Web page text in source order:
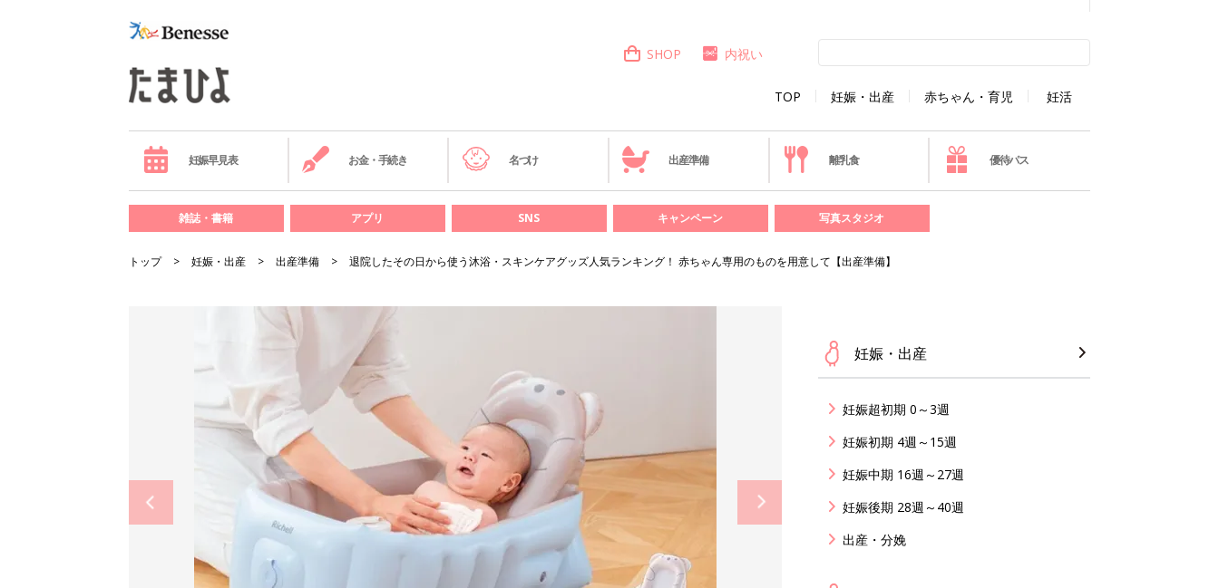
TOP 妊娠・出産 赤ちゃん・育児 妊活
SHOP 内祝い
妊娠早見表 お金・手続き 名づけ 出産準備 離乳食 優待パス
雑誌・書籍 アプリ SNS キャンペーン 写真スタジオ
トップ 妊娠・出産 出産準備 退院したその日から使う沐浴・スキンケアグッズ人気ランキング！ 赤ちゃん専用のものを用意して【出産準備】
妊娠・出産
妊娠超初期 0～3週
妊娠初期 4週～15週
妊娠中期 16週～27週
妊娠後期 28週～40週
出産・分娩